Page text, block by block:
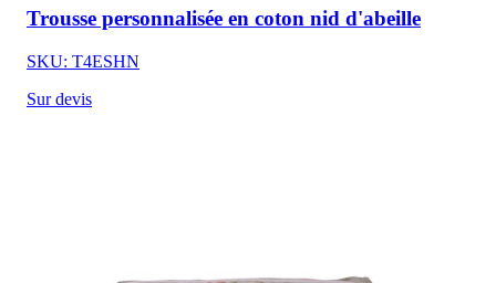
Trousse personnalisée en coton nid d'abeille
SKU: T4ESHN
Sur devis